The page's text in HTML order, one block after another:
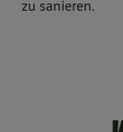
zu sanieren.